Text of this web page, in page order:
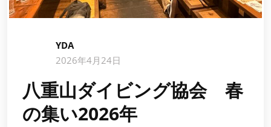
YDA
2026年4月24日
八重山ダイビング協会 春
の集い2026年